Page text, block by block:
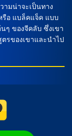
ามน่าจะเป็นทาง
รือ แบล็คแจ็ค แบบ
ๆ ของจีคลับ ซึ่งเขา
รของเขาและนำไป